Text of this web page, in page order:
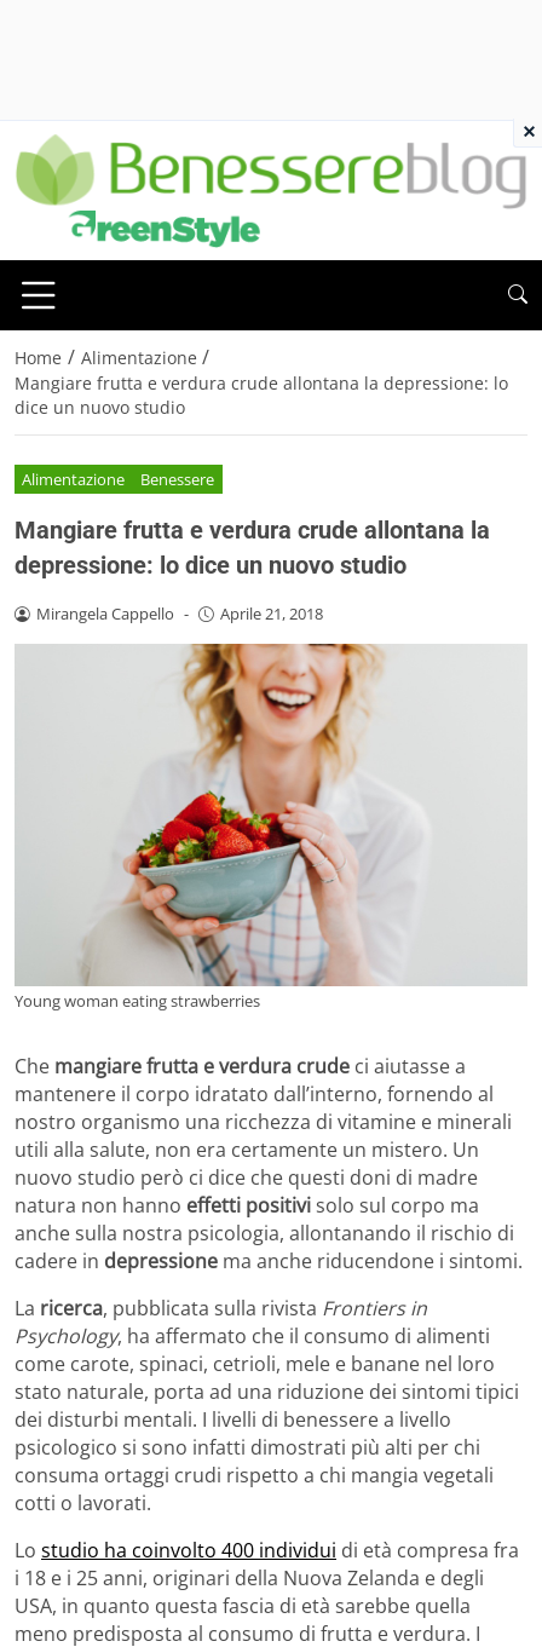
Home / Alimentazione /
Mangiare frutta e verdura crude allontana la depressione: lo
dice un nuovo studio
Alimentazione Benessere
Mangiare frutta e verdura crude allontana la
depressione: lo dice un nuovo studio
Mirangela Cappello - Aprile 21, 2018
Young woman eating strawberries
Che mangiare frutta e verdura crude ci aiutasse a
mantenere il corpo idratato dall’interno, fornendo al
nostro organismo una ricchezza di vitamine e minerali
utili alla salute, non era certamente un mistero. Un
nuovo studio però ci dice che questi doni di madre
natura non hanno effetti positivisolo sul corpo ma
anche sulla nostra psicologia, allontanando il rischio di
cadere in depressione ma anche riducendone i sintomi.
La ricerca, pubblicata sulla rivista Frontiers in
Psychology, ha affermato che il consumo di alimenti
come carote, spinaci, cetrioli, mele e banane nel loro
stato naturale, porta ad una riduzione dei sintomi tipici
dei disturbi mentali. I livelli di benessere a livello
psicologico si sono infatti dimostrati più alti per chi
consuma ortaggi crudi rispetto a chi mangia vegetali
cotti o lavorati.
Lo studio ha coinvolto 400 individui di età compresa fra
i 18 e i 25 anni, originari della Nuova Zelanda e degli
USA, in quanto questa fascia di età sarebbe quella
meno predisposta al consumo di frutta e verdura. I
×